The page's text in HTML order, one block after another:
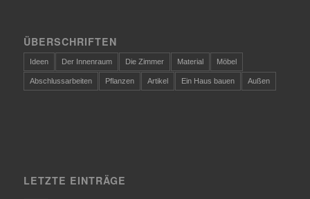
ÜBERSCHRIFTEN
Ideen Der Innenraum Die Zimmer Material Möbel
Abschlussarbeiten Pflanzen Artikel Ein Haus bauen Außen
LETZTE EINTRÄGE